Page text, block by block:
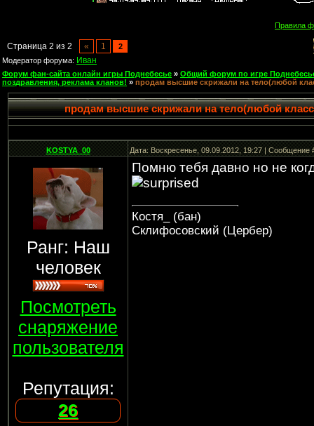
Правила
Страница 2 из 2 « 1
2
Модератор форума: Иван
Форум фан-сайта онлайн игры Поднебесье » Общий форум по игре
поздравления, реклама кланов! » продам высшие скрижали на тело(любой
продам высшие скрижали на тело(любой
KOSTYA_00 Дата: Воскресенье, 09.09.2012, 19:27 | Сообщение
Ранг: Наш
человек
Посмотреть
снаряжение
пользователя
Репутация:
26
Помню тебя давно но не
Костя_ (бан)
Склифосовский (Цербер)